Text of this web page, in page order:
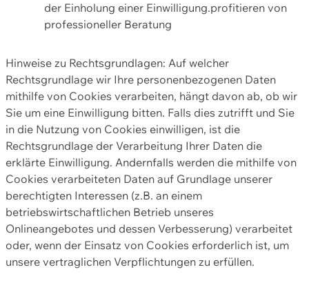
der Einholung einer Einwilligung.profitieren von
professioneller Beratung
Hinweise zu Rechtsgrundlagen: Auf welcher
Rechtsgrundlage wir Ihre personenbezogenen Daten
mithilfe von Cookies verarbeiten, hängt davon ab, ob wir
Sie um eine Einwilligung bitten. Falls dies zutrifft und Sie
in die Nutzung von Cookies einwilligen, ist die
Rechtsgrundlage der Verarbeitung Ihrer Daten die
erklärte Einwilligung. Andernfalls werden die mithilfe von
Cookies verarbeiteten Daten auf Grundlage unserer
berechtigten Interessen (z.B. an einem
betriebswirtschaftlichen Betrieb unseres
Onlineangebotes und dessen Verbesserung) verarbeitet
oder, wenn der Einsatz von Cookies erforderlich ist, um
unsere vertraglichen Verpflichtungen zu erfüllen.